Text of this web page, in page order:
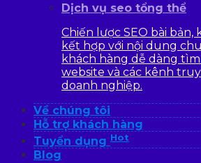
Dịch vụ seo tổng thể
Chiến lược SEO bài bản,
kết hợp với nội dung
khách hàng dễ dàng
website và các kênh
doanh nghiệp.
Về chúng tôi
Hỗ trợ khách hàng
Tuyển dụng Hot
Blog